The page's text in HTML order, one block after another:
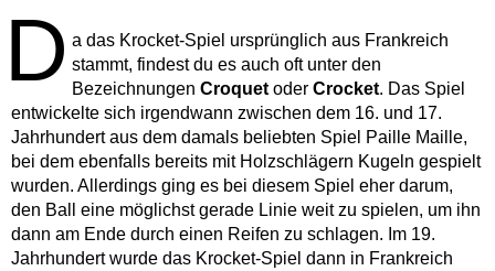
D a das Krocket-Spiel ursprünglich aus Frankreich
stammt, findest du es auch oft unter den
Bezeichnungen Croquet oder Crocket. Das Spiel
entwickelte sich irgendwann zwischen dem 16. und 17.
Jahrhundert aus dem damals beliebten Spiel Paille Maille,
bei dem ebenfalls bereits mit Holzschlägern Kugeln gespielt
wurden. Allerdings ging es bei diesem Spiel eher darum,
den Ball eine möglichst gerade Linie weit zu spielen, um ihn
dann am Ende durch einen Reifen zu schlagen. Im 19.
Jahrhundert wurde das Krocket-Spiel dann in Frankreich